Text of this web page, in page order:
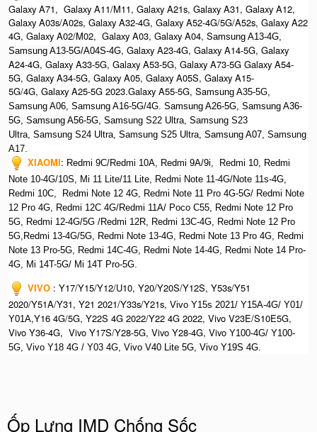
Galaxy A71, Galaxy A11/M11, Galaxy A21s, Galaxy A31, Galaxy A12,
Galaxy A03s/A02s, Galaxy A32-4G, Galaxy A52-4G/5G/A52s, Galaxy A22
4G, Galaxy A02/M02, Galaxy A03, Galaxy A04, Samsung A13-4G,
Samsung A13-5G/A04S-4G, Galaxy A23-4G, Galaxy A14-5G, Galaxy
A24-4G, Galaxy A33-5G, Galaxy A53-5G, Galaxy A73-5G Galaxy A54-
5G, Galaxy A34-5G, Galaxy A05, Galaxy A05S, Galaxy A15-
5G/4G, Galaxy A25-5G 2023.Galaxy A55-5G, Samsung A35-5G,
Samsung A06, Samsung A16-5G/4G. Samsung A26-5G, Samsung A36-
5G, Samsung A56-5G, Samsung S22 Ultra, Samsung S23
Ultra, Samsung S24 Ultra, Samsung S25 Ultra, Samsung A07, Samsung
A17.
XIAOMI: Redmi 9C/Redmi 10A, Redmi 9A/9i, Redmi 10, Redmi
Note 10-4G/10S, Mi 11 Lite/11 Lite, Redmi Note 11-4G/Note 11s-4G,
Redmi 10C, Redmi Note 12 4G,
Redmi Note 11 Pro 4G-5G/ Redmi Note
12 Pro 4G, Redmi 12C 4G/Redmi 11A/ Poco C55, Redmi Note 12 Pro
5G, Redmi 12-4G/5G /Redmi 12R, Redmi 13C-4G,
Redmi Note 12 Pro
5G,Redmi 13-4G/5G, Redmi Note 13-4G, Redmi Note 13 Pro 4G, Redmi
Note 13 Pro-5G, Redmi 14C-4G, Redmi Note 14-4G, Redmi Note 14 Pro-
4G, Mi 14T-5G/ Mi 14T Pro-5G.
VIVO : Y17/Y15/Y12/U10, Y20/Y20S/Y12S, Y53s/Y51
2020/Y51A/Y31, Y21 2021/Y33s/Y21s, Vivo Y15s 2021/ Y15A-4G/ Y01/
Y01A,Y16 4G/5G, Y22S 4G 2022/Y22 4G 2022, Vivo V23E/S10E5G,
Vivo Y36-4G, Vivo Y17S/Y28-5G, Vivo Y28-4G, Vivo Y100-4G/ Y100-
5G, Vivo Y18 4G / Y03 4G, Vivo V40 Lite 5G, Vivo Y19S 4G.
Ốp Lưng IMD Chống Sốc